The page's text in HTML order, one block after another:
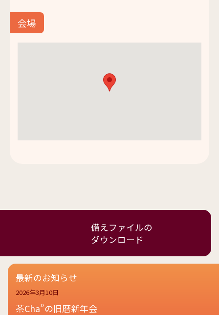
会場
備えファイルの
ダウンロード
最新のお知らせ
2026年3月10日
茶Cha”の旧暦新年会